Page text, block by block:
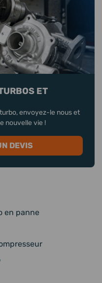
ET
envoyez-le nous et
nouvelle vie !
DEVIS
en panne